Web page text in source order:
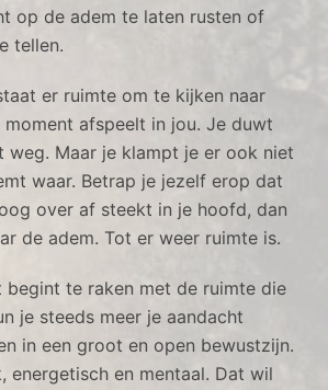
op de adem te laten rusten of
tellen.
er ruimte om te kijken naar
afspeelt in jou. Je duwt
weg. Maar je klampt je er ook niet
waar. Betrap je jezelf erop dat
over af steekt in je hoofd, dan
de adem. Tot er weer ruimte is.
te raken met de ruimte die
je steeds meer je aandacht
in een groot en open bewustzijn.
energetisch en mentaal. Dat wil